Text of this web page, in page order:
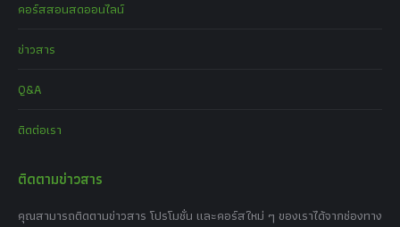
คอร์สสอนสดออนไลน์
ข่าวสาร
Q&A
ติดต่อเรา
ติดตามข่าวสาร
คุณสามารถติดตามข่าวสาร โปรโมชั่น และคอร์สใหม่ ๆ ของเราได้จากช่องทาง